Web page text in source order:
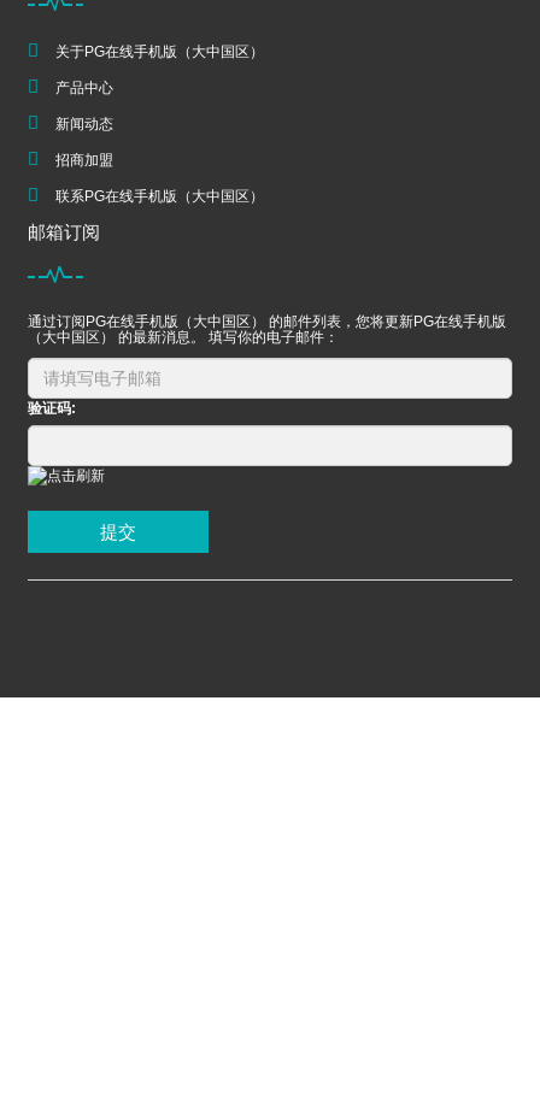
关于PG在线手机版（大中国区）
产品中心
新闻动态
招商加盟
联系PG在线手机版（大中国区）
邮箱订阅
通过订阅PG在线手机版（大中国区） 的邮件列表，您将更新PG在线手机版
（大中国区） 的最新消息。 填写你的电子邮件：
验证码:
提交